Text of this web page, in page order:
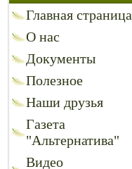
Главная страница
О нас
Документы
Полезное
Наши друзья
Газета
"Альтернатива"
Видео